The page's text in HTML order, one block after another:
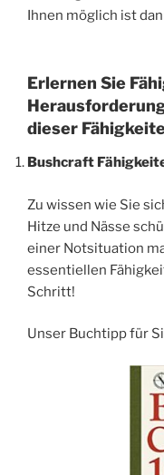
Ihnen möglich ist
Erlernen Sie
dieser
Bushcraft
Zu wissen wie Sie
Hitze und Nässe
einer Notsituation
essentiellen
Schritt!
Unser Buchtipp für